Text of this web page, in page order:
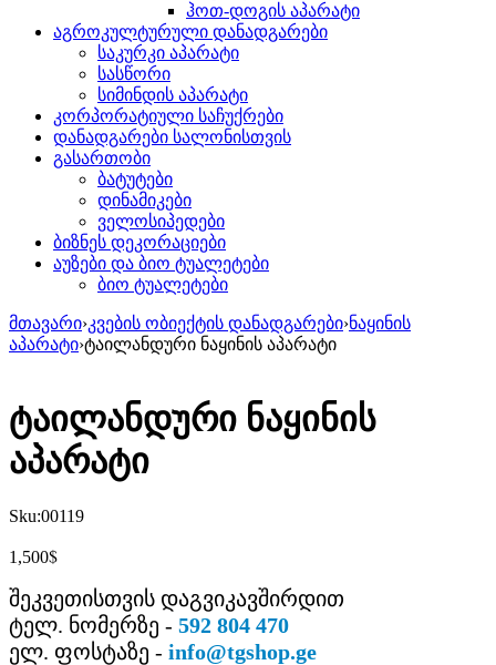
ჰოთ-დოგის აპარატი
აგროკულტურული დანადგარები
საკურკი აპარატი
სასწორი
სიმინდის აპარატი
კორპორატიული საჩუქრები
დანადგარები სალონისთვის
გასართობი
ბატუტები
დინამიკები
ველოსიპედები
ბიზნეს დეკორაციები
აუზები და ბიო ტუალეტები
ბიო ტუალეტები
მთავარი›კვების ობიექტის დანადგარები›ნაყინის
აპარატი›ტაილანდური ნაყინის აპარატი
ტაილანდური ნაყინის
აპარატი
Sku:00119
1,500$
შეკვეთისთვის დაგვიკავშირდით
ტელ. ნომერზე - 592 804 470
ელ. ფოსტაზე - info@tgshop.ge